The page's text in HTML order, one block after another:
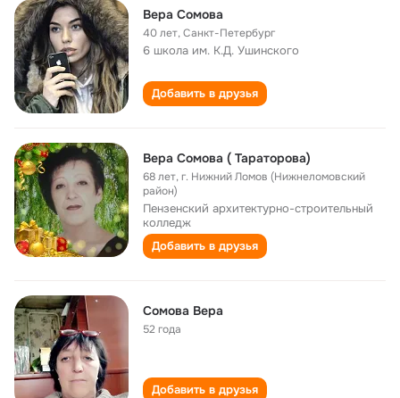
Вера Сомова
40 лет,Санкт-Петербург
6 школа им. К.Д. Ушинского
Добавить в друзья
Вера Сомова ( Тараторова)
68 лет,г. Нижний Ломов (Нижнеломовский
район)
Пензенский архитектурно-строительный
колледж
Добавить в друзья
Сомова Вера
52 года
Добавить в друзья